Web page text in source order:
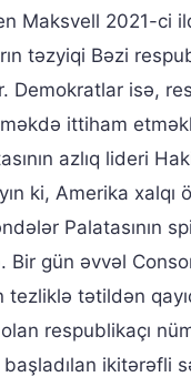
Maksvell 2021-ci
təzyiqi Bəzi
Demokratlar isə,
ittiham
azlıq lideri
ki, Amerika xalqı
Palatasının
Bir gün əvvəl
tezliklə tətildən
respublikaçı
ikitərəfli